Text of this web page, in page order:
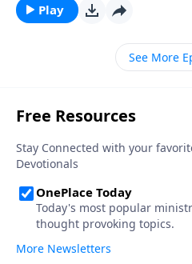
es poderoso e importante,
ciertas cosas prácticas que
una forma nueva. Su mente
alimenta de lo que usted le
Permítame retarle este año
memorizar varios versículos
Play
See More